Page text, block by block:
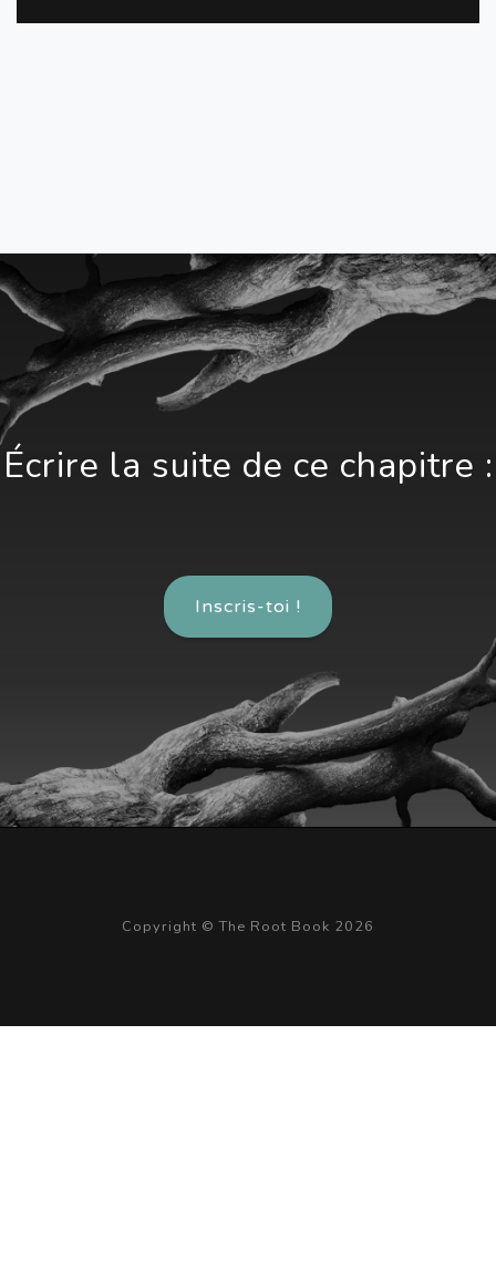
Écrire la suite de ce chapitre :
Inscris-toi !
Copyright © The Root Book 2026